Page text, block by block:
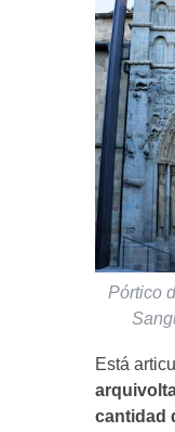
Pórtico
Está
cantidad